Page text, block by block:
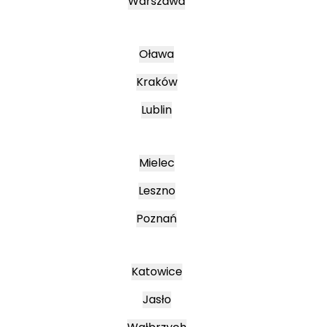
Oława
Kraków
Lublin
Mielec
Leszno
Poznań
Katowice
Jasło